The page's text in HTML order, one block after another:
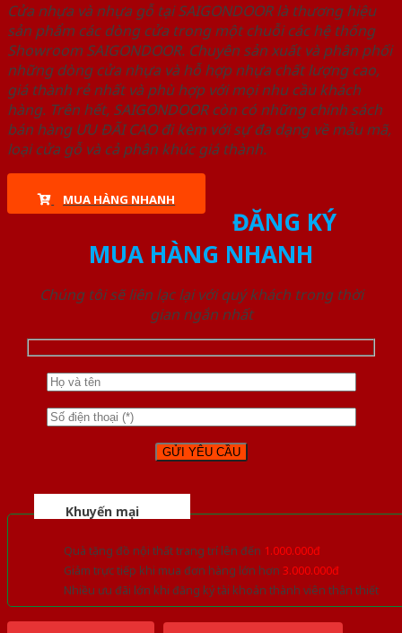
Cửa nhựa và nhựa gỗ tại SAIGONDOOR là thương hiệu
sản phẩm các dòng cửa trong một chuỗi các hệ thống
Showroom SAIGONDOOR. Chuyên sản xuất và phân phối
những dòng cửa nhựa và hỗ hợp nhựa chất lượng cao,
giá thành rẻ nhất và phù hợp với mọi nhu cầu khách
hàng. Trên hết, SAIGONDOOR còn có những chính sách
bán hàng ƯU ĐÃI CAO đi kèm với sự đa dạng về mẫu mã,
loại cửa gỗ và cả phân khúc giá thành.
MUA HÀNG NHANH
ĐĂNG KÝ
MUA HÀNG NHANH
Chúng tôi sẽ liên lạc lại với quý khách trong thời
gian ngắn nhất
Khuyến mại
Quà tặng đồ nội thất trang trí lên đến 1.000.000đ
Giảm trực tiếp khi mua đơn hàng lớn hơn 3.000.000đ
Nhiều ưu đãi lớn khi đăng ký tài khoản thành viên thân thiết